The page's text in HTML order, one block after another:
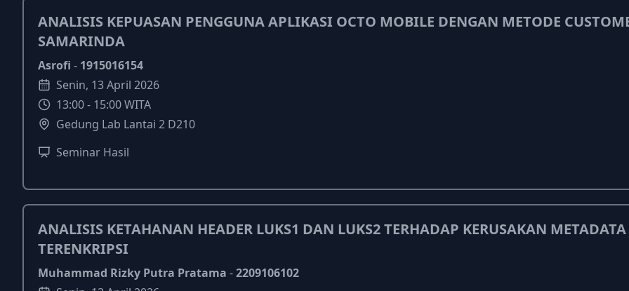
ANALISIS KEPUASAN PENGGUNA APLIKASI OCTO MOBILE DENGAN METODE
SAMARINDA
Asrofi - 1915016154
Senin, 13April 2026
13:00- 15:00WITA
Gedung Lab Lantai 2 D210
Seminar Hasil
ANALISIS KETAHANAN HEADER LUKS1 DAN LUKS2 TERHADAP KERUSAKAN
TERENKRIPSI
Muhammad Rizky Putra Pratama -2209106102